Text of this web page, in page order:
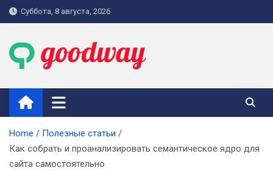
Skip
to
Суббота, 8 августа, 2026
goodway.com.ua
Home
Полезные статьи
Как собрать и проанализировать семантическое ядро для
сайта самостоятельно